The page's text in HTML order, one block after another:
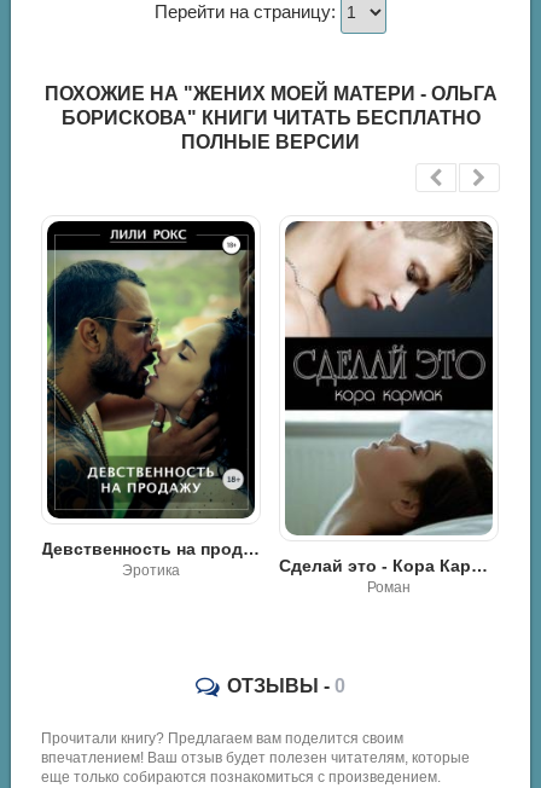
Перейти на страницу:
ПОХОЖИЕ НА "ЖЕНИХ МОЕЙ МАТЕРИ - ОЛЬГА
БОРИСКОВА" КНИГИ ЧИТАТЬ БЕСПЛАТНО
ПОЛНЫЕ ВЕРСИИ
Роман
ОТЗЫВЫ - 0
Прочитали книгу? Предлагаем вам поделится своим
впечатлением! Ваш отзыв будет полезен читателям, которые
еще только собираются познакомиться с произведением.